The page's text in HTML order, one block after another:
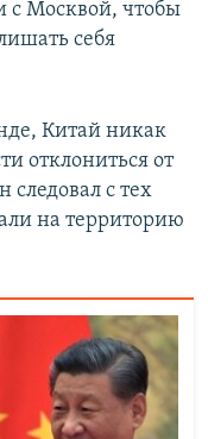
с Москвой, чтобы
себя
Китай никак
отклониться от
следовал с тех
на территорию